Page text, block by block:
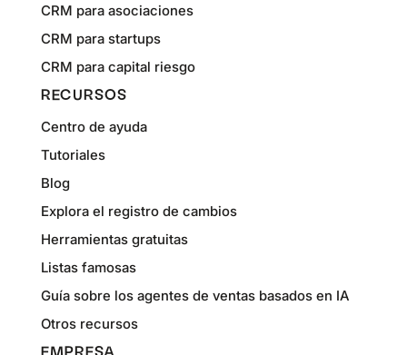
CRM para asociaciones
CRM para startups
CRM para capital riesgo
RECURSOS
Centro de ayuda
Tutoriales
Blog
Explora el registro de cambios
Herramientas gratuitas
Listas famosas
Guía sobre los agentes de ventas basados en IA
Otros recursos